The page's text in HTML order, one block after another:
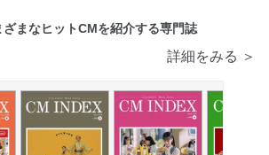
まなヒットCMを紹介する専門誌
詳細をみる ＞